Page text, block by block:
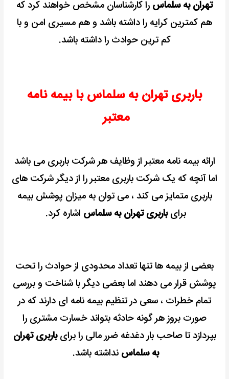
تهران به سلماس را کارشناسان مشخص خواهند کرد که
هم کمترین کرایه را داشته باشد و هم مسیری امن و با
کم ترین حوادث را داشته باشد.
باربری تهران به سلماس با بیمه نامه
معتبر
ارائه بیمه نامه معتبر از وظایف هر شرکت باربری می باشد
اما آنچه که یک شرکت باربری معتبر را از دیگر شرکت های
باربری متمایز می کند ، می توان به میزان پوشش بیمه
برایباربری تهران به سلماس اشاره کرد.
بعضی از بیمه ها تنها تعداد محدودی از حوادث را تحت
پوشش قرار می دهند اما بعضی دیگر با شناخت و بررسی
تمام خطرات ، سعی در تنظیم بیمه نامه ای دارند که در
صورت بروز هر گونه حادثه بتواند خسارت مشتری را
بپردازد تا صاحب بار دغدغه ضرر مالی را برایباربری تهران
به سلماس نداشته باشد.